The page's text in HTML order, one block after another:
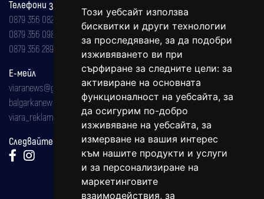
Този уебсайт използва
бисквитки и други технологии
за проследяване, за да подобри
изживяването ви при
сърфиране за следните цели: за
активиране на основната
функционалност на уебсайта, за
да осигурим по-добро
изживяване на уебсайта, за
измерване на вашия интерес
към нашите продукти и услуги
и за персонализиране на
маркетинговите
взаимодействия, за
Телефони за реклама и абонаменти
0879 356 082
0879 356 098
0879 356 289
Е-мейл
viaranews@gmail.com
balgarkanews@gmail.com
viara_reklama@mail.bg
Следвайте ни: